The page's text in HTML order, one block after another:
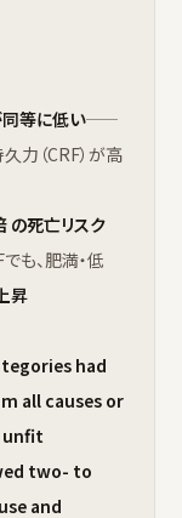
等に低い——
力（CRF）が高
の死亡リスク
も、肥満・低
昇
had
all causes or
unfit
two- to
and